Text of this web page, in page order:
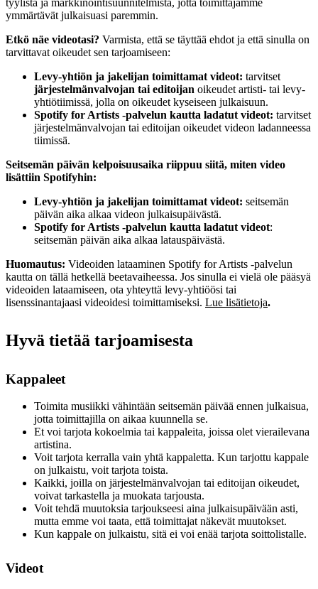
ymmärtävät julkaisuasi paremmin.
Etkö näe videotasi? Varmista, että se täyttää ehdot ja että sinulla on
tarvittavat oikeudet sen tarjoamiseen:
Levy-yhtiön ja jakelijan toimittamat videot: tarvitset
järjestelmänvalvojan tai editoijan oikeudet artisti- tai levy-
yhtiötiimissä, jolla on oikeudet kyseiseen julkaisuun.
Spotify for Artists ‑palvelun kautta ladatut videot: tarvitset
järjestelmänvalvojan tai editoijan oikeudet videon ladanneessa
tiimissä.
Seitsemän päivän kelpoisuusaika riippuu siitä, miten video
lisättiin Spotifyhin:
Levy-yhtiön ja jakelijan toimittamat videot: seitsemän
päivän aika alkaa videon julkaisupäivästä.
Spotify for Artists ‑palvelun kautta ladatut videot:
seitsemän päivän aika alkaa latauspäivästä.
Huomautus: Videoiden lataaminen Spotify for Artists -palvelun
kautta on tällä hetkellä beetavaiheessa. Jos sinulla ei vielä ole pääsyä
videoiden lataamiseen, ota yhteyttä levy-yhtiöösi tai
lisenssinantajaasi videoidesi toimittamiseksi. Lue lisätietoja.
Hyvä tietää tarjoamisesta
Kappaleet
Toimita musiikki vähintään seitsemän päivää ennen julkaisua,
jotta toimittajilla on aikaa kuunnella se.
Et voi tarjota kokoelmia tai kappaleita, joissa olet vierailevana
artistina.
Voit tarjota kerralla vain yhtä kappaletta. Kun tarjottu kappale
on julkaistu, voit tarjota toista.
Kaikki, joilla on järjestelmänvalvojan tai editoijan oikeudet,
voivat tarkastella ja muokata tarjousta.
Voit tehdä muutoksia tarjoukseesi aina julkaisupäivään asti,
mutta emme voi taata, että toimittajat näkevät muutokset.
Kun kappale on julkaistu, sitä ei voi enää tarjota soittolistalle.
Videot